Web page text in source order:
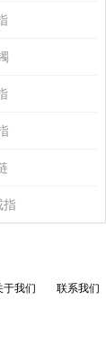
指
于我们 联系我们